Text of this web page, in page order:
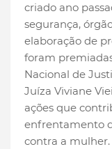
criado ano
segurança,
elaboração de
foram
Nacional de
Juíza Viviane
ações que
enfrentamento
contra a mulher.